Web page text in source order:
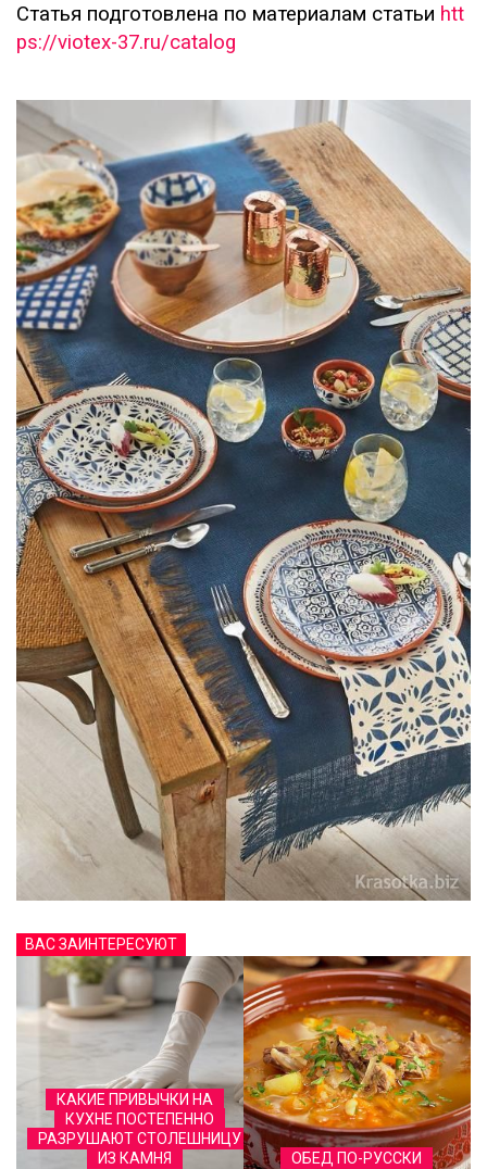
Статья подготовлена по материалам статьи htt
ps://viotex-37.ru/catalog
ВАС ЗАИНТЕРЕСУЮТ
КАКИЕ ПРИВЫЧКИ НА
КУХНЕ ПОСТЕПЕННО
РАЗРУШАЮТ СТОЛЕШНИЦУ
ИЗ КАМНЯ
ОБЕД ПО-РУССКИ